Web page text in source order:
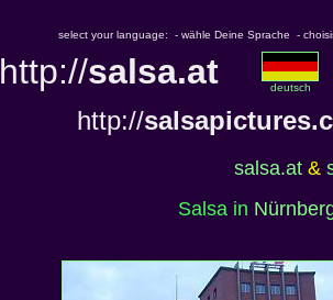
select your language: - wähle Deine Sprache -
http://salsa.at deutsch
http://
salsa.at &
Salsa in